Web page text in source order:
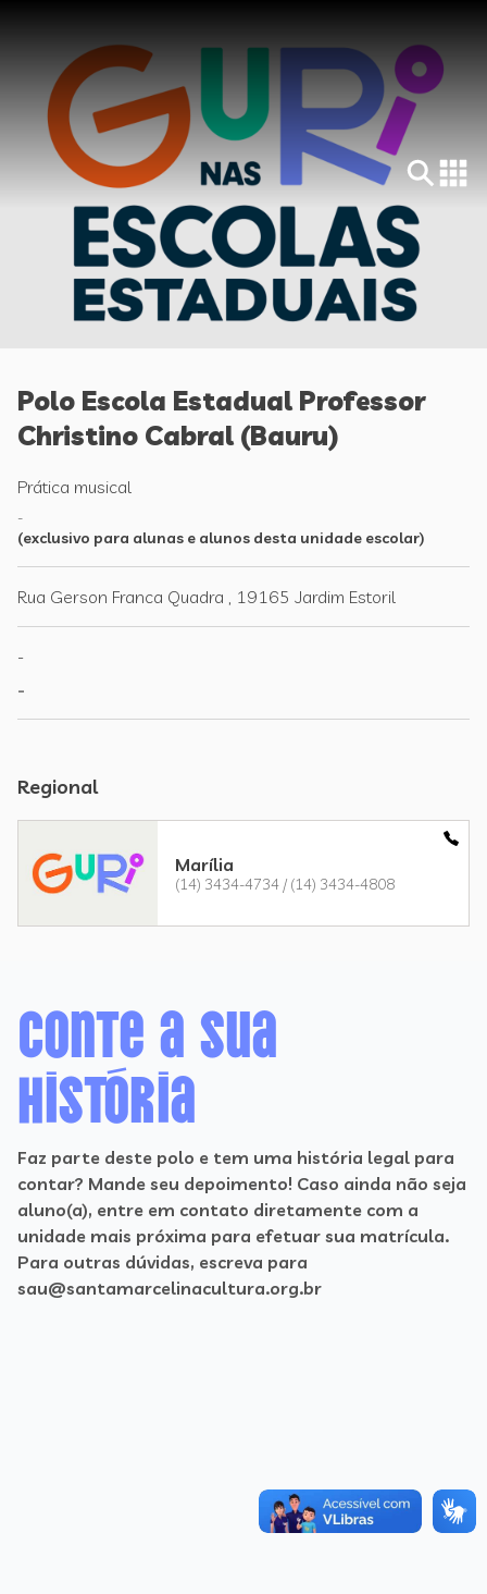
Polo Escola Estadual Professor
Christino Cabral (Bauru)
Prática musical
-
(exclusivo para alunas e alunos desta unidade escolar)
Rua Gerson Franca Quadra , 19165 Jardim Estoril
-
-
Regional
Marília
(14) 3434-4734 / (14) 3434-4808
Conte a sua
história
Faz parte deste polo e tem uma história legal para
contar? Mande seu depoimento! Caso ainda não seja
aluno(a), entre em contato diretamente com a
unidade mais próxima para efetuar sua matrícula.
Para outras dúvidas, escreva para
sau@santamarcelinacultura.org.br